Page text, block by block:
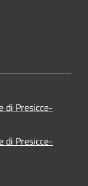
di Presicce-
di Presicce-